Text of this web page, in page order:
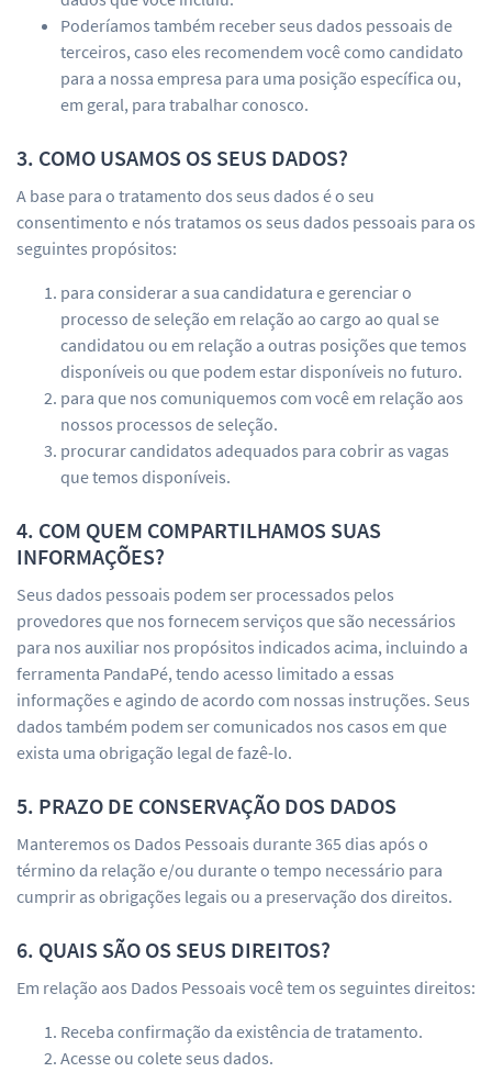
Poderíamos também receber seus dados pessoais de
terceiros, caso eles recomendem você como candidato
para a nossa empresa para uma posição específica ou,
em geral, para trabalhar conosco.
3. COMO USAMOS OS SEUS DADOS?
A base para o tratamento dos seus dados é o seu
consentimento e nós tratamos os seus dados pessoais para os
seguintes propósitos:
para considerar a sua candidatura e gerenciar o
processo de seleção em relação ao cargo ao qual se
candidatou ou em relação a outras posições que temos
disponíveis ou que podem estar disponíveis no futuro.
para que nos comuniquemos com você em relação aos
nossos processos de seleção.
procurar candidatos adequados para cobrir as vagas
que temos disponíveis.
4. COM QUEM COMPARTILHAMOS SUAS
INFORMAÇÕES?
Seus dados pessoais podem ser processados pelos
provedores que nos fornecem serviços que são necessários
para nos auxiliar nos propósitos indicados acima, incluindo a
ferramenta PandaPé, tendo acesso limitado a essas
informações e agindo de acordo com nossas instruções. Seus
dados também podem ser comunicados nos casos em que
exista uma obrigação legal de fazê-lo.
5. PRAZO DE CONSERVAÇÃO DOS DADOS
Manteremos os Dados Pessoais durante 365 dias após o
término da relação e/ou durante o tempo necessário para
cumprir as obrigações legais ou a preservação dos direitos.
6. QUAIS SÃO OS SEUS DIREITOS?
Em relação aos Dados Pessoais você tem os seguintes direitos:
Receba confirmação da existência de tratamento.
Acesse ou colete seus dados.